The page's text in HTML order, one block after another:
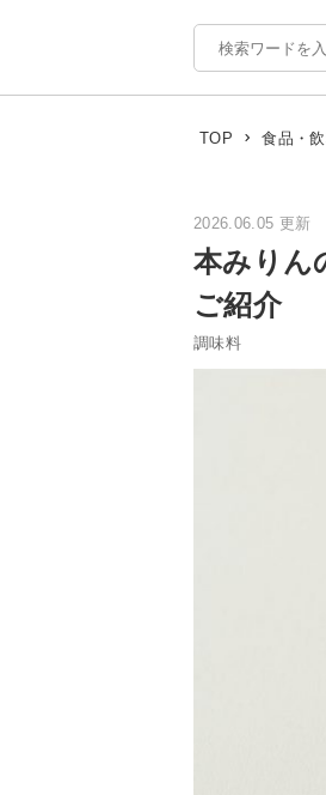
TOP 食品・
2026.06.05 更新
本みりん
ご紹介
調味料